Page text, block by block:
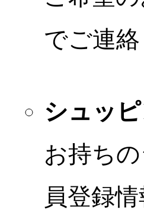
でご連
シュッ
お持ち
員登録